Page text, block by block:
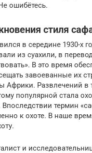
ошибётесь.
стиля
в середине 1930-х
из суахили, в
В это время
завоеванные их
Африки. Развлечений в
популярной стала
термин
к охоте. В наше
и